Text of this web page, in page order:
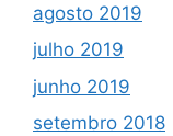
agosto 2019
julho 2019
junho 2019
setembro 2018